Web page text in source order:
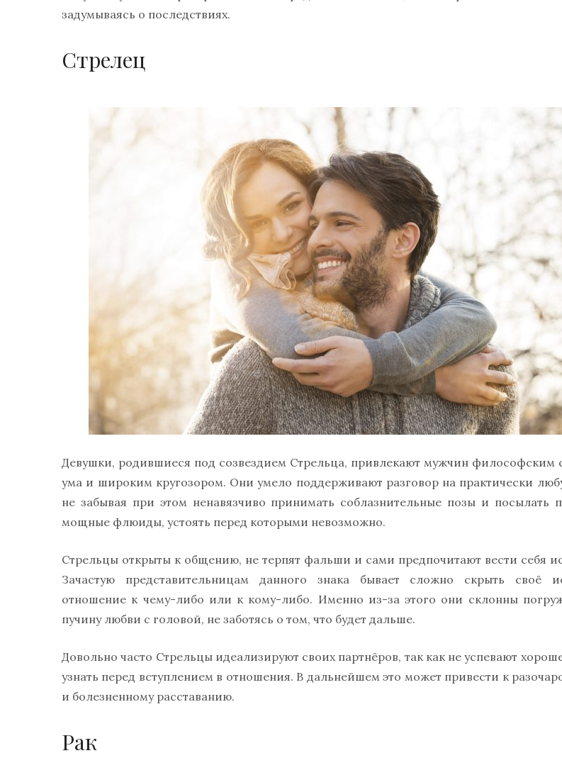
задумываясь о последствиях.
Стрелец
Девушки, родившиеся под созвездием Стрельца, привлекают мужчин философским
ума и широким кругозором. Они умело поддерживают разговор на практически
не забывая при этом ненавязчиво принимать соблазнительные позы и посылать
мощные флюиды, устоять перед которыми невозможно.
Стрельцы открыты к общению, не терпят фальши и сами предпочитают вести себя
Зачастую представительницам данного знака бывает сложно скрыть своё
отношение к чему-либо или к кому-либо. Именно из-за этого они склонны
пучину любви с головой, не заботясь о том, что будет дальше.
Довольно часто Стрельцы идеализируют своих партнёров, так как не успевают
узнать перед вступлением в отношения. В дальнейшем это может привести к
и болезненному расставанию.
Рак